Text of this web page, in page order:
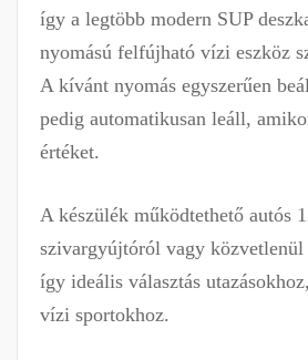
így a legtöbb modern SUP
nyomású felfújható vízi eszköz
A kívánt nyomás egyszerűen
pedig automatikusan leáll,
értéket.
A készülék működtethető autós
szivargyújtóról vagy
így ideális választás
vízi sportokhoz.